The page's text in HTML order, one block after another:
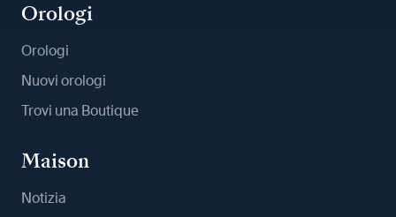
Orologi
Orologi
Nuovi orologi
Trovi una Boutique
Maison
Notizia